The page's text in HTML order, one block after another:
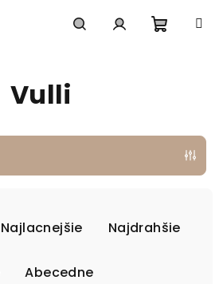
Vulli
Najlacnejšie Najdrahšie
Abecedne